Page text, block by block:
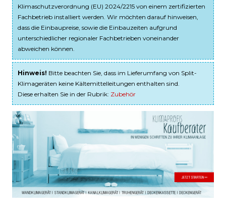
Klimaschutzverordnung (EU) 2024/2215 von einem zertifizierten
Fachbetrieb installiert werden. Wir möchten darauf hinweisen,
dass die Einbaupreise, sowie die Einbauzeiten aufgrund
unterschiedlicher regionaler Fachbetrieben voneinander
abweichen können.
Hinweis! Bitte beachten Sie, dass im Lieferumfang von Split-
Klimageräten keine Kältemittelleitungen enthalten sind.
Diese erhalten Sie in der Rubrik: Zubehör